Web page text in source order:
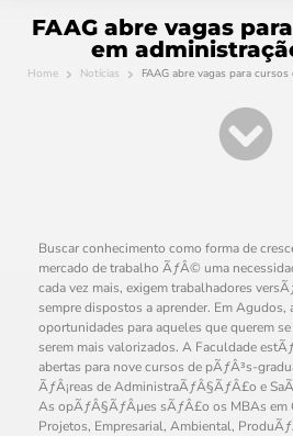
FAAG abre vagas
em
Home Notícias FAAG abre vagas para
Buscar conhecimento como forma de
mercado de trabalho ÃƒÂ© uma
cada vez mais, exigem trabalhadores
sempre dispostos a aprender. Em Agudos,
oportunidades para aqueles que querem
serem mais valorizados. A Faculdade
abertas para nove cursos de pÃƒÂ³s-
ÃƒÂ¡reas de AdministraÃƒÂ§ÃƒÂ£o e
As opÃƒÂ§ÃƒÂµes sÃƒÂ£o os MBAs em
Projetos, Empresarial, Ambiental,